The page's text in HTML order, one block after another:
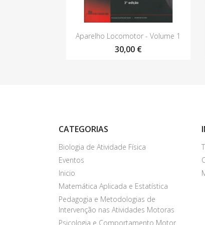
Vista rápida
Aparelho Locomotor - Volume 1
30,00 €
CATEGORIAS
Biologia de Atividade Física
Eventos
Inicio
Matemática Aplicada e Estatística
Pedagogia e Metodologias de
Intervenção nas Atividades Motoras
Psicologia e Comportamento Motor